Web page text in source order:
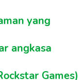
yang
angkasa
Games)